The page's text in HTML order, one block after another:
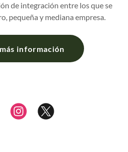
de integración entre los que se
pequeña y mediana empresa.
información